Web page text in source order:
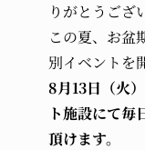
りがとうござ
この夏、お盆
別イベントを
8月13日（火
ト施設にて毎
頂けます。